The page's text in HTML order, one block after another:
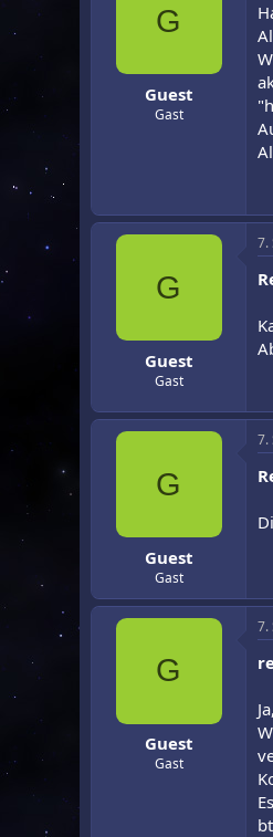
l
t
m
G
Guest
Gast
G
Guest
Gast
7.
G
Guest
Gast
7.
G
Guest
Gast
7.